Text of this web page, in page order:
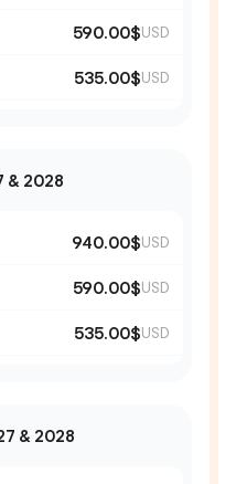
590.00$USD
535.00$USD
& 2028
940.00$USD
590.00$USD
535.00$USD
& 2028